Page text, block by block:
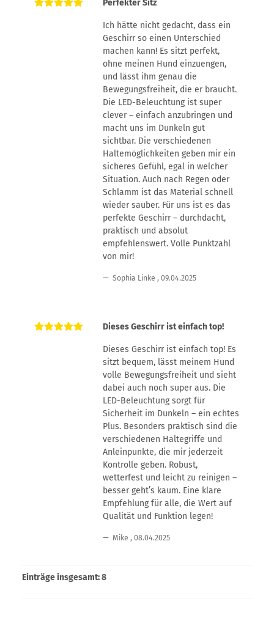
Perfekter Sitz
Ich hätte nicht gedacht, dass ein
Geschirr so einen Unterschied
machen kann! Es sitzt perfekt,
ohne meinen Hund einzuengen,
und lässt ihm genau die
Bewegungsfreiheit, die er braucht.
Die LED-Beleuchtung ist super
clever – einfach anzubringen und
macht uns im Dunkeln gut
sichtbar. Die verschiedenen
Haltemöglichkeiten geben mir ein
sicheres Gefühl, egal in welcher
Situation. Auch nach Regen oder
Schlamm ist das Material schnell
wieder sauber. Für uns ist es das
perfekte Geschirr – durchdacht,
praktisch und absolut
empfehlenswert. Volle Punktzahl
von mir!
Sophia Linke , 09.04.2025
Dieses Geschirr ist einfach top!
Dieses Geschirr ist einfach top! Es
sitzt bequem, lässt meinem Hund
volle Bewegungsfreiheit und sieht
dabei auch noch super aus. Die
LED-Beleuchtung sorgt für
Sicherheit im Dunkeln – ein echtes
Plus. Besonders praktisch sind die
verschiedenen Haltegriffe und
Anleinpunkte, die mir jederzeit
Kontrolle geben. Robust,
wetterfest und leicht zu reinigen –
besser geht’s kaum. Eine klare
Empfehlung für alle, die Wert auf
Qualität und Funktion legen!
Mike , 08.04.2025
Einträge insgesamt: 8